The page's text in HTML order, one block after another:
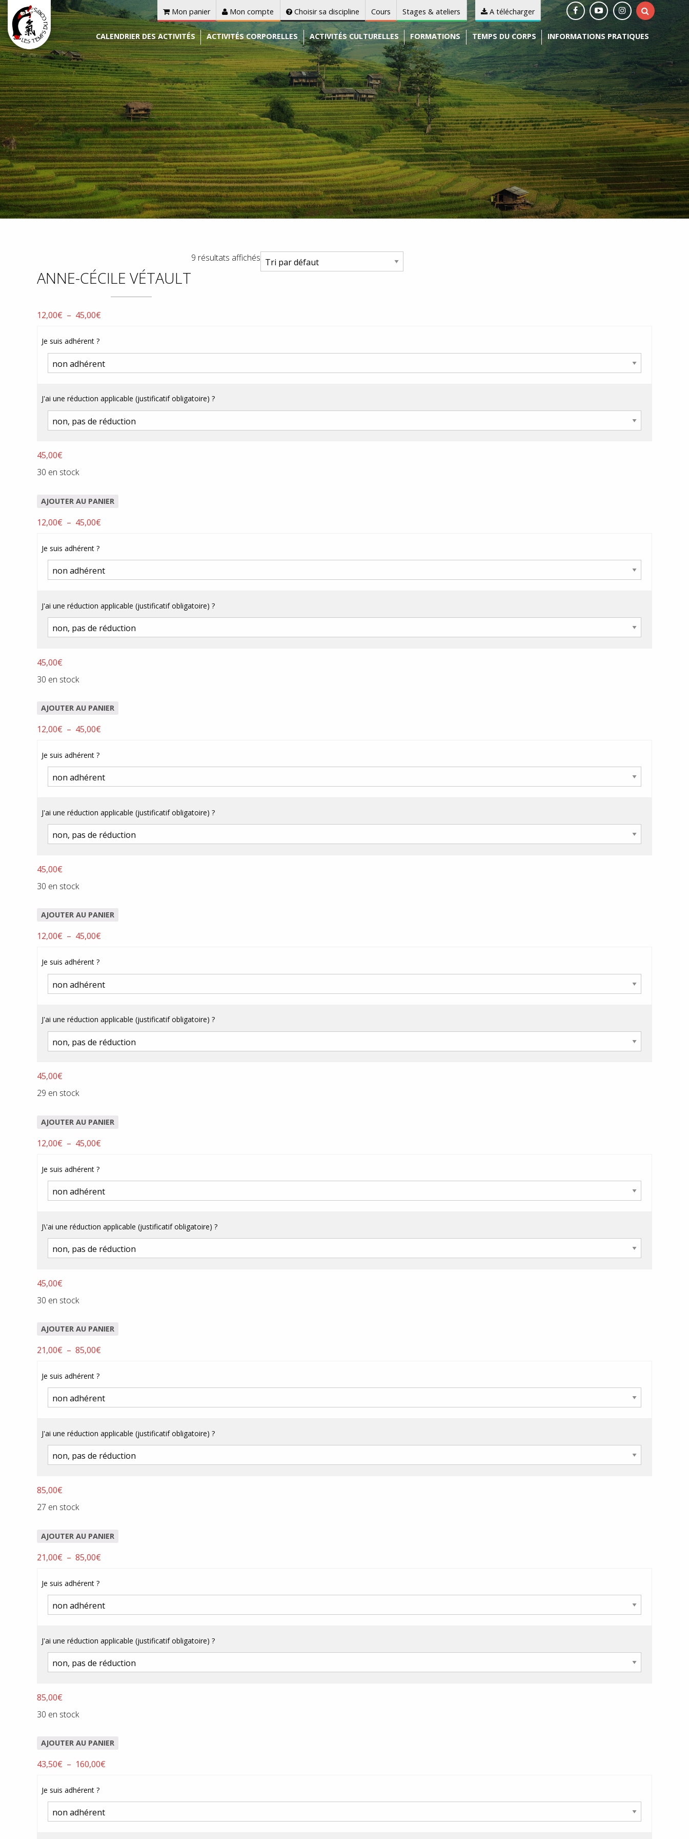
Mon panier Mon compte Choisir sa discipline Cours Stages & ateliers A télécharger
CALENDRIER DES ACTIVITÉS ACTIVITÉS CORPORELLES ACTIVITÉS CULTURELLES FORMATIONS TEMPS DU CORPS INFORMATIONS PRATIQUES
ANNE-CÉCILE VÉTAULT
9 résultats affichés
12,00€ – 45,00€
12,00€
à
Je suis adhérent ?
J'ai une réduction applicable (justificatif obligatoire) ?
45,00€
30 en stock
AJOUTER AU PANIER
12,00€ – 45,00€
12,00€
à
Je suis adhérent ?
J'ai une réduction applicable (justificatif obligatoire) ?
45,00€
30 en stock
AJOUTER AU PANIER
12,00€ – 45,00€
12,00€
à
Je suis adhérent ?
J'ai une réduction applicable (justificatif obligatoire) ?
45,00€
30 en stock
AJOUTER AU PANIER
12,00€ – 45,00€
12,00€
à
Je suis adhérent ?
J'ai une réduction applicable (justificatif obligatoire) ?
45,00€
29 en stock
AJOUTER AU PANIER
12,00€ – 45,00€
12,00€
à
Je suis adhérent ?
J\'ai une réduction applicable (justificatif obligatoire) ?
45,00€
30 en stock
AJOUTER AU PANIER
21,00€ – 85,00€
21,00€
à
Je suis adhérent ?
J'ai une réduction applicable (justificatif obligatoire) ?
85,00€
27 en stock
AJOUTER AU PANIER
21,00€ – 85,00€
21,00€
à
Je suis adhérent ?
J'ai une réduction applicable (justificatif obligatoire) ?
85,00€
30 en stock
AJOUTER AU PANIER
43,50€ – 160,00€
43,50€
Je suis adhérent ?